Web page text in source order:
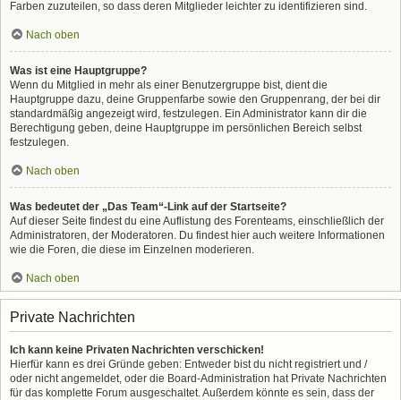
Farben zuzuteilen, so dass deren Mitglieder leichter zu identifizieren sind.
Nach oben
Was ist eine Hauptgruppe?
Wenn du Mitglied in mehr als einer Benutzergruppe bist, dient die
Hauptgruppe dazu, deine Gruppenfarbe sowie den Gruppenrang, der bei dir
standardmäßig angezeigt wird, festzulegen. Ein Administrator kann dir die
Berechtigung geben, deine Hauptgruppe im persönlichen Bereich selbst
festzulegen.
Nach oben
Was bedeutet der „Das Team“-Link auf der Startseite?
Auf dieser Seite findest du eine Auflistung des Forenteams, einschließlich der
Administratoren, der Moderatoren. Du findest hier auch weitere Informationen
wie die Foren, die diese im Einzelnen moderieren.
Nach oben
Private Nachrichten
Ich kann keine Privaten Nachrichten verschicken!
Hierfür kann es drei Gründe geben: Entweder bist du nicht registriert und /
oder nicht angemeldet, oder die Board-Administration hat Private Nachrichten
für das komplette Forum ausgeschaltet. Außerdem könnte es sein, dass der